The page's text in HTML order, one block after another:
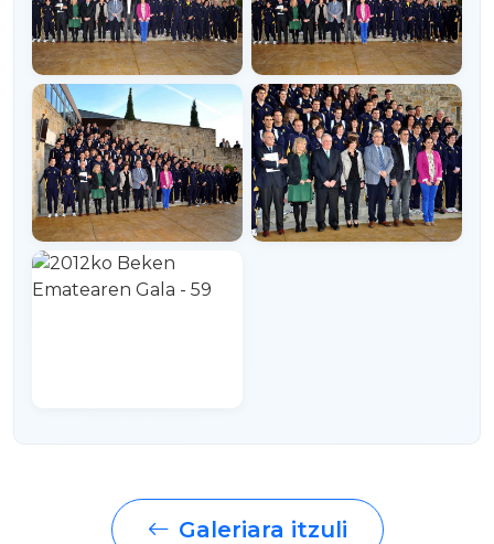
Galeriara itzuli